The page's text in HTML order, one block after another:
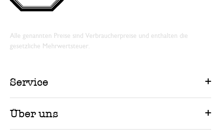
Alle genannten Preise sind Verbraucherpreise und enthalten die
gesetzliche Mehrwertsteuer.
Service
Über uns